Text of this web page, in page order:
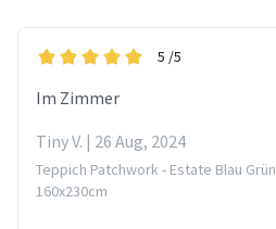
5 /5
Im Zimmer
Tiny V. | 26 Aug, 2024
Teppich Patchwork - Estate Blau Grün
160x230cm